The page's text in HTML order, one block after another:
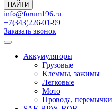
info@forum196.ru
+7(343)226-01-99
Заказать звонок
Аккумуляторы
Грузовые
Клеммы, зажимы
Легковые
Мото
Провода, перемычки